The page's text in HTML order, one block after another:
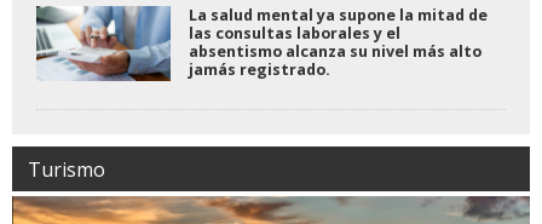
La salud mental ya supone la mitad de
las consultas laborales y el
absentismo alcanza su nivel más alto
jamás registrado.
Turismo